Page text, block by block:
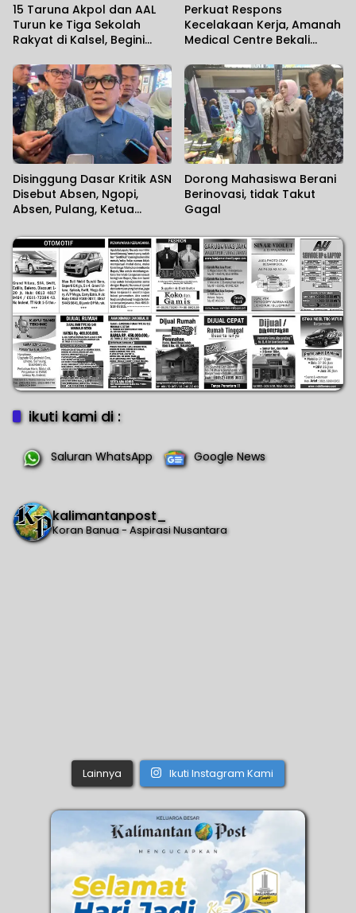
15 Taruna Akpol dan AAL
Turun ke Tiga Sekolah
Rakyat di Kalsel, Begini
Perkuat Respons
Kecelakaan Kerja, Amanah
Medical Centre Bekali
Cedera Sejak Menit
Pertama
Disinggung Dasar Kritik ASN
Disebut Absen, Ngopi,
Absen, Pulang, Ketua
Wartawan Menilai Sendiri
Dorong Mahasiswa Berani
Berinovasi, tidak Takut
Gagal
ikuti kami di :
Saluran WhatsApp Google News
kalimantanpost_
Koran Banua - Aspirasi Nusantara
Lainnya Ikuti Instagram Kami